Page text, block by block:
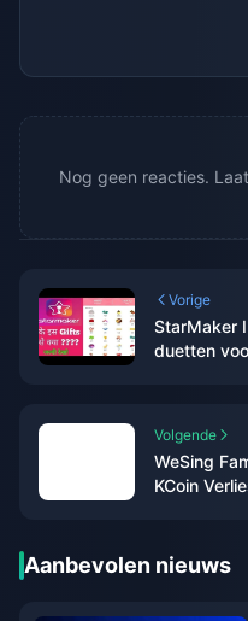
Nog geen reacties.
Vorige
StarMaker
duetten
Volgende
WeSing
KCoin
Aanbevolen nieuws